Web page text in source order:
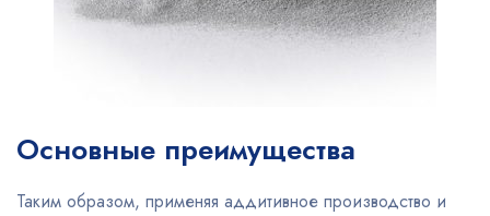
Основные преимущества
Таким образом, применяя аддитивное производство и